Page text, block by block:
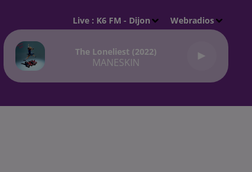
Live : K6 FM - Dijon Webradios
The Loneliest (2022)
MANESKIN